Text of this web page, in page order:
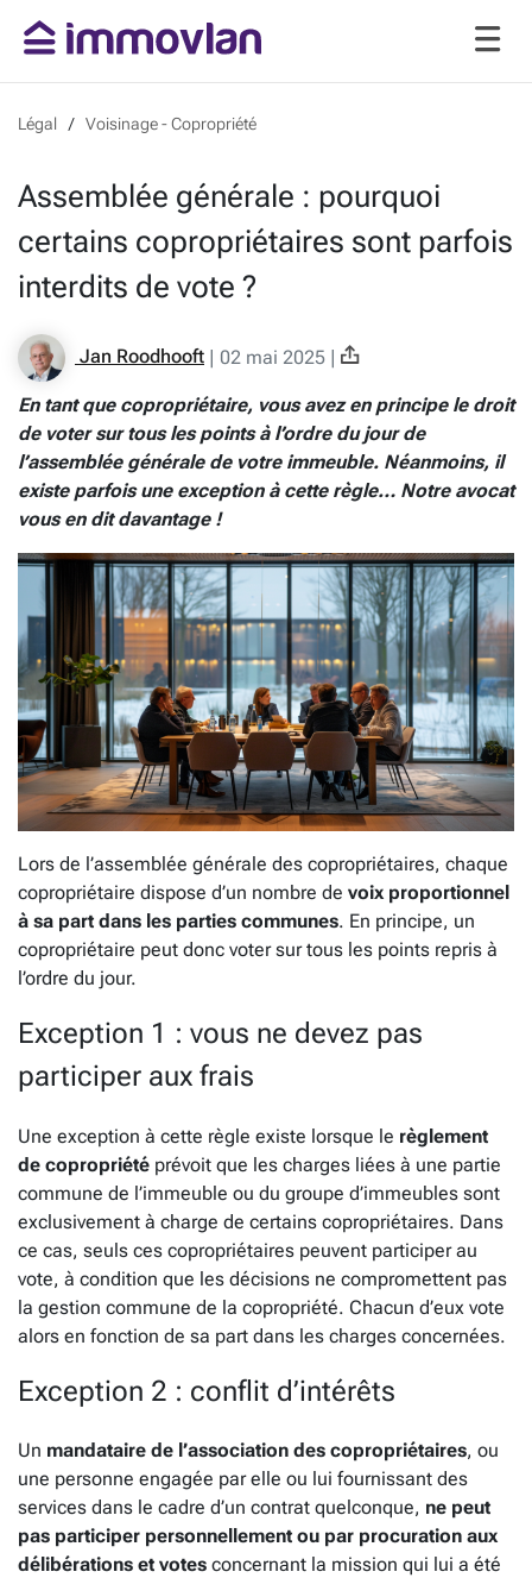
Légal Voisinage - Copropriété
Assemblée générale : pourquoi
certains copropriétaires sont parfois
interdits de vote ?
Jan Roodhooft | 02 mai 2025 |
En tant que copropriétaire, vous avez en principe le droit
de voter sur tous les points à l’ordre du jour de
l’assemblée générale de votre immeuble. Néanmoins, il
existe parfois une exception à cette règle… Notre avocat
vous en dit davantage !
Lors de l’assemblée générale des copropriétaires, chaque
copropriétaire dispose d’un nombre de voix proportionnel
à sa part dans les parties communes. En principe, un
copropriétaire peut donc voter sur tous les points repris à
l’ordre du jour.
Exception 1 : vous ne devez pas
participer aux frais
Une exception à cette règle existe lorsque le règlement
de copropriété prévoit que les charges liées à une partie
commune de l’immeuble ou du groupe d’immeubles sont
exclusivement à charge de certains copropriétaires. Dans
ce cas, seuls ces copropriétaires peuvent participer au
vote, à condition que les décisions ne compromettent pas
la gestion commune de la copropriété. Chacun d’eux vote
alors en fonction de sa part dans les charges concernées.
Exception 2 : conflit d’intérêts
Un mandataire de l’association des copropriétaires, ou
une personne engagée par elle ou lui fournissant des
services dans le cadre d’un contrat quelconque, ne peut
pas participer personnellement ou par procuration aux
délibérations et votes concernant la mission qui lui a été